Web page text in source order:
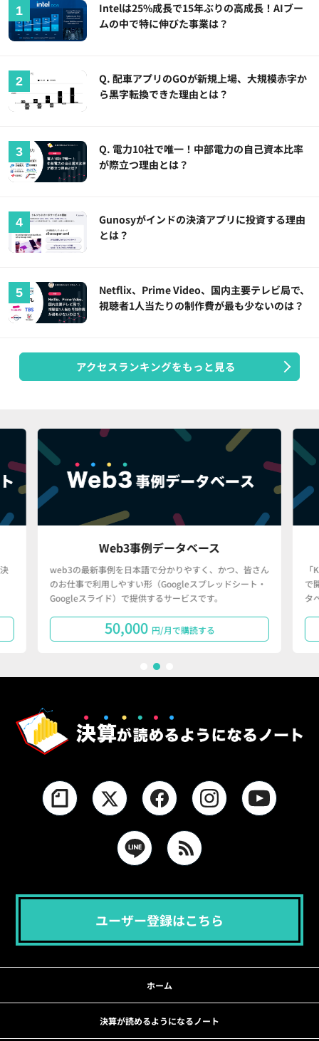
Intelは25%成長で15年ぶりの高成長！AIブー
ムの中で特に伸びた事業は？
Q. 配車アプリのGOが新規上場、大規模赤字か
ら黒字転換できた理由とは？
Q. 電力10社で唯一！中部電力の自己資本比率
が際立つ理由とは？
Gunosyがインドの決済アプリに投資する理由
とは？
Netflix、Prime Video、国内主要テレビ局で、
視聴者1人当たりの制作費が最も少ないのは？
アクセスランキングをもっと見る
Web3事例データベース
web3の最新事例を日本語で分かりやすく、かつ、皆さん
のお仕事で利用しやすい形（Googleスプレッドシート・
Googleスライド）で提供するサービスです。
50,000 円/月で購読する
で
タ
ユーザー登録はこちら
ホーム
決算が読めるようになるノート